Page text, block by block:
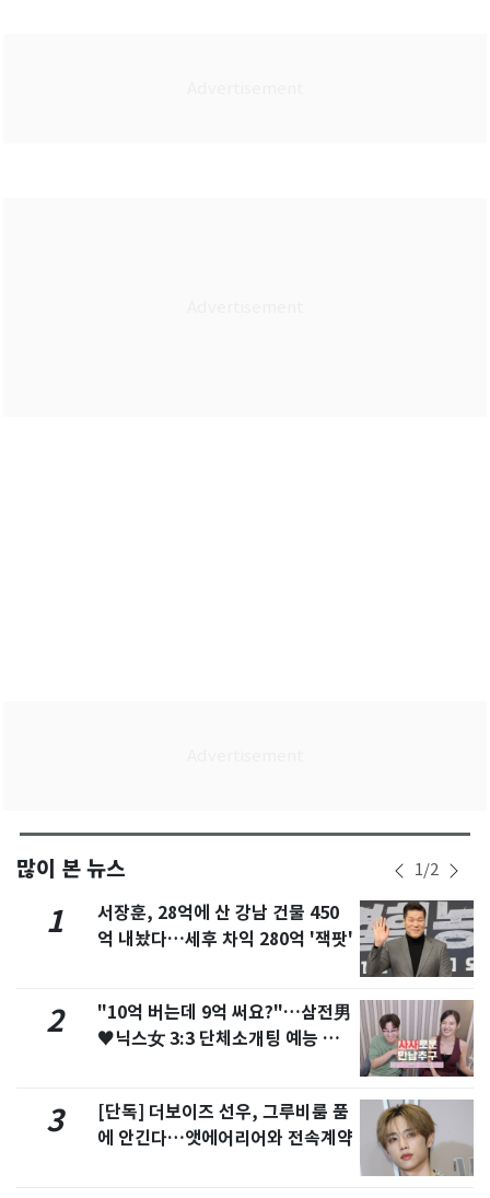
많이 본 뉴스 1/2
1
서장훈, 28억에 산 강남 건물 450
억 내놨다…세후 차익 280억 '잭팟'
2
"10억 버는데 9억 써요?"…삼전男
♥닉스女 3:3 단체소개팅 예능 화
3
[단독] 더보이즈 선우, 그루비룸 품
에 안긴다…앳에어리어와 전속계약